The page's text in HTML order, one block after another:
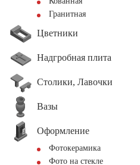
Гранитная
Цветники
Надгробная плита
Столики, Лавочки
Вазы
Оформление
Фотокерамика
Фото на стекле